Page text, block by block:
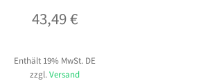
43,49€
Enthält 19% MwSt. DE
zzgl. Versand